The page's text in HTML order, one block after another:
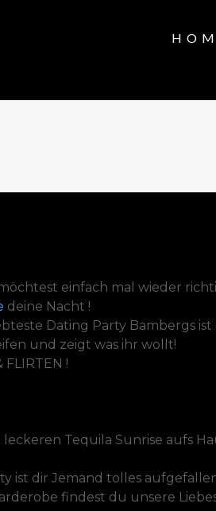
einfach mal wieder
deine Nacht !
Dating Party Bambergs
und zeigt was ihr wollt!
FLIRTEN !
Tequila Sunrise aufs
ist dir Jemand tolles
findest du unsere